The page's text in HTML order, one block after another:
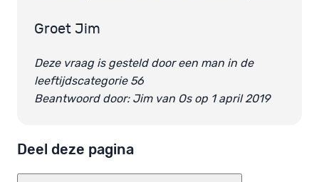
Groet Jim
Deze vraag is gesteld door een man in de
leeftijdscategorie 56
Beantwoord door: Jim van Os op 1 april 2019
Deel deze pagina